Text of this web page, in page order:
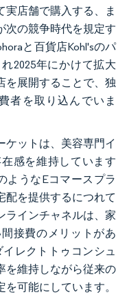
実店舗で購入する、ま
次の競争時代を規定す
と百貨店Kohl'sのパ
2025年にかけて拡大
を展開することで、独
者を取り込んでいま
ケットは、美容専門イ
感を維持しています
ようなEコマースプラ
配を提供するにつれて
ラインチャネルは、家
接費のメリットがあ
イレクトトゥコンシュ
を維持しながら従来の
可能にしています。